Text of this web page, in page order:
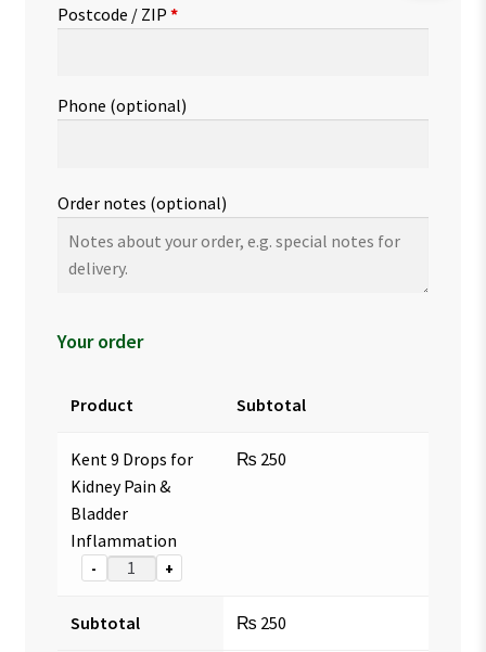
Postcode / ZIP *
Phone (optional)
Order notes (optional)
Your order
Product Subtotal
Kent 9 Drops for
Kidney Pain &
Bladder
Inflammation
- +
₨ 250
Subtotal ₨ 250